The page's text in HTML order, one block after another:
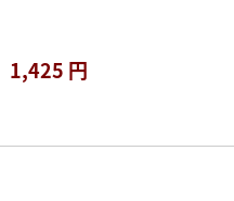
1,425 円